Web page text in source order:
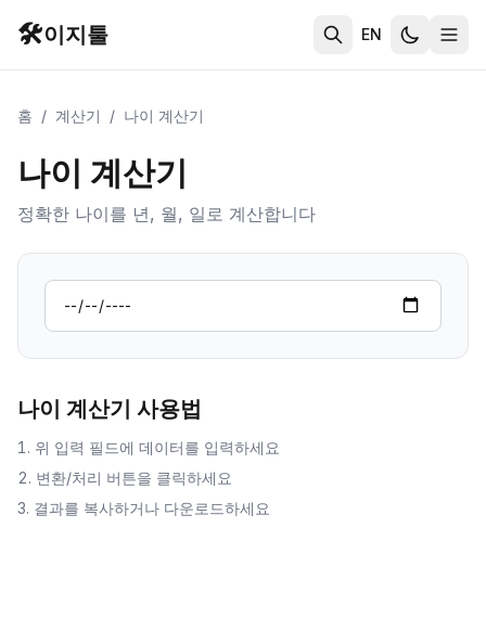
🛠️이지툴 EN
홈 / 계산기 / 나이 계산기
나이 계산기
정확한 나이를 년, 월, 일로 계산합니다
나이 계산기 사용법
위 입력 필드에 데이터를 입력하세요
변환/처리 버튼을 클릭하세요
결과를 복사하거나 다운로드하세요